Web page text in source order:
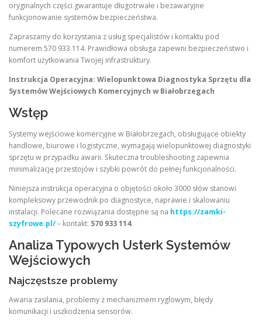
oryginalnych części gwarantuje długotrwałe i bezawaryjne
funkcjonowanie systemów bezpieczeństwa.
Zapraszamy do korzystania z usług specjalistów i kontaktu pod
numerem 570 933 114. Prawidłowa obsługa zapewni bezpieczeństwo i
komfort użytkowania Twojej infrastruktury.
Instrukcja Operacyjna: Wielopunktowa Diagnostyka Sprzętu dla
Systemów Wejściowych Komercyjnych w Białobrzegach
Wstęp
Systemy wejściowe komercyjne w Białobrzegach, obsługujące obiekty
handlowe, biurowe i logistyczne, wymagają wielopunktowej diagnostyki
sprzętu w przypadku awarii. Skuteczna troubleshooting zapewnia
minimalizację przestojów i szybki powrót do pełnej funkcjonalności.
Niniejsza instrukcja operacyjna o objętości około 3000 słów stanowi
kompleksowy przewodnik po diagnostyce, naprawie i skalowaniu
instalacji. Polecane rozwiązania dostępne są na https://zamki-
szyfrowe.pl/– kontakt: 570 933 114.
Analiza Typowych Usterk Systemów
Wejściowych
Najczęstsze problemy
Awaria zasilania, problemy z mechanizmem ryglowym, błędy
komunikacji i uszkodzenia sensorów.